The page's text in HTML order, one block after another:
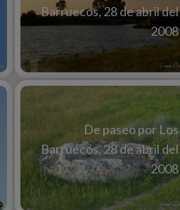
Barruecos, 28 de abril del
2008
De paseo por Los
Barruecos, 28 de abril del
2008